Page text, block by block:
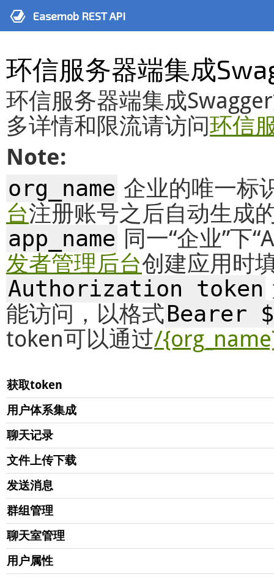
A Easemob REST API
环信服务器端集成
环信服务器端集成
多详情和限流请访问环信
Note:
org_name 企业的唯一标
台注册账号之后自动生成
app_name 同一“企业”下
发者管理后台创建应用时
Authorization token
能访问，以格式Bearer
token可以通过/
获取token
用户体系集成
聊天记录
文件上传下载
发送消息
群组管理
聊天室管理
用户属性